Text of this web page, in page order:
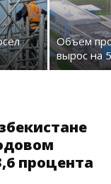
Объем
вырос на
процента